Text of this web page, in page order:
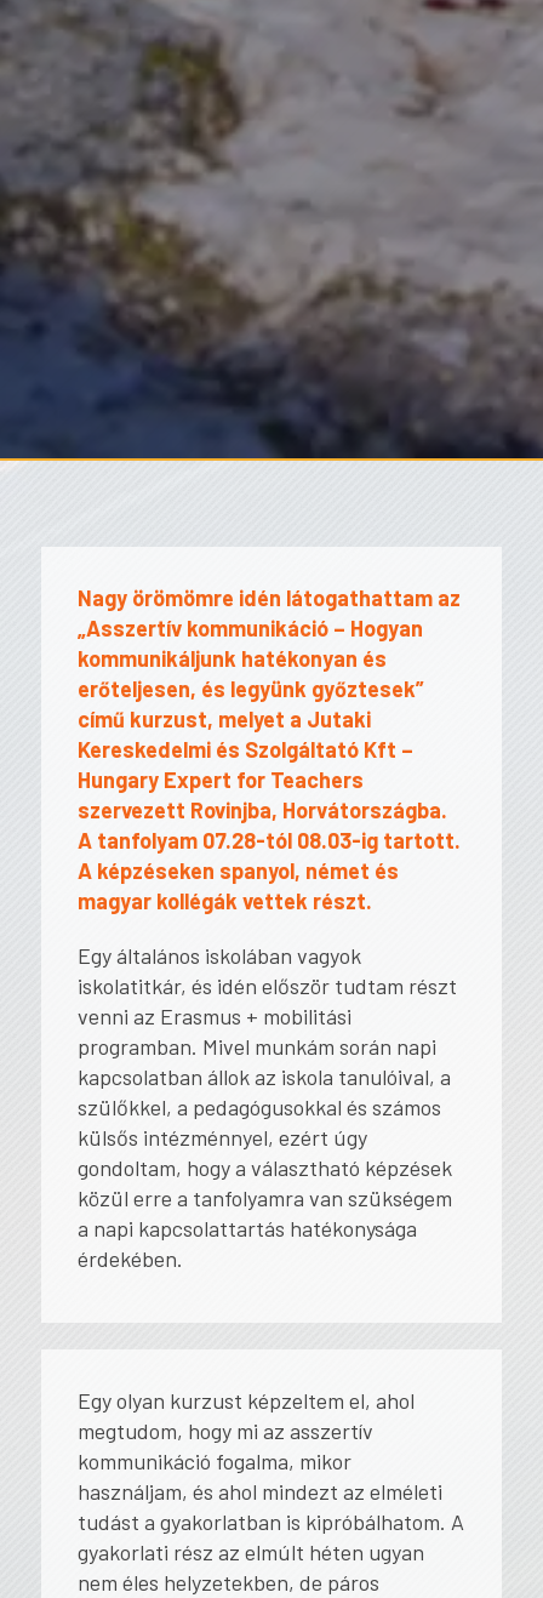
Nagy örömömre idén látogathattam az
„Asszertív kommunikáció – Hogyan
kommunikáljunk hatékonyan és
erőteljesen, és legyünk győztesek”
című kurzust, melyet a Jutaki
Kereskedelmi és Szolgáltató Kft –
Hungary Expert for Teachers
szervezett Rovinjba, Horvátországba.
A tanfolyam 07.28-tól 08.03-ig tartott.
A képzéseken spanyol, német és
magyar kollégák vettek részt.
Egy általános iskolában vagyok
iskolatitkár, és idén először tudtam részt
venni az Erasmus + mobilitási
programban. Mivel munkám során napi
kapcsolatban állok az iskola tanulóival, a
szülőkkel, a pedagógusokkal és számos
külsős intézménnyel, ezért úgy
gondoltam, hogy a választható képzések
közül erre a tanfolyamra van szükségem
a napi kapcsolattartás hatékonysága
érdekében.
Egy olyan kurzust képzeltem el, ahol
megtudom, hogy mi az asszertív
kommunikáció fogalma, mikor
használjam, és ahol mindezt az elméleti
tudást a gyakorlatban is kipróbálhatom. A
gyakorlati rész az elmúlt héten ugyan
nem éles helyzetekben, de páros